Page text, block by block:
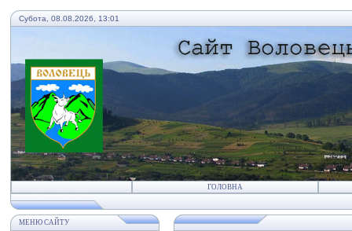
Субота, 08.08.2026, 13:01
ГОЛОВНА
МЕНЮ САЙТУ